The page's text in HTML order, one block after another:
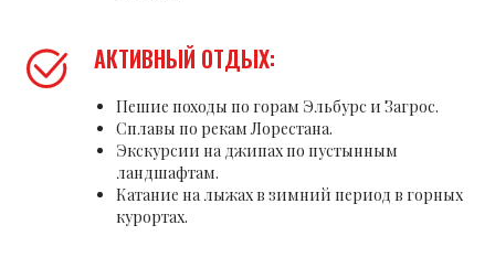
АКТИВНЫЙ ОТДЫХ:
Пешие походы по горам Эльбурс и Загрос.
Сплавы по рекам Лорестана.
Экскурсии на джипах по пустынным
ландшафтам.
Катание на лыжах в зимний период в горных
курортах.